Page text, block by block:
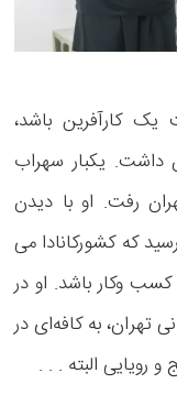
کارآفرین باشد،
داشت. یکبار سهراب
رفت. او با دیدن
که کشورکانادا می
کسب ‌وکار باشد. او در
تهران، به کافه‌ای در
و رویایی البته . . .